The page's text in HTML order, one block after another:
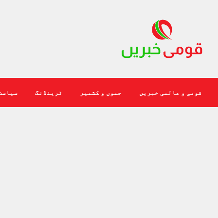
ٹرینڈنگ جموں و کشمیر قومی و عالمی خبریں